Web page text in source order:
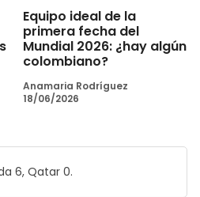
Equipo ideal de la
primera fecha del
Mundial 2026: ¿hay algún
colombiano?
Anamaria Rodríguez
18/06/2026
6, Qatar 0.